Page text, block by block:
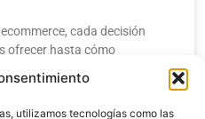
utilizamos tecnologías como las
cada decisión
ofrecer hasta cómo
respuestas rápidas y